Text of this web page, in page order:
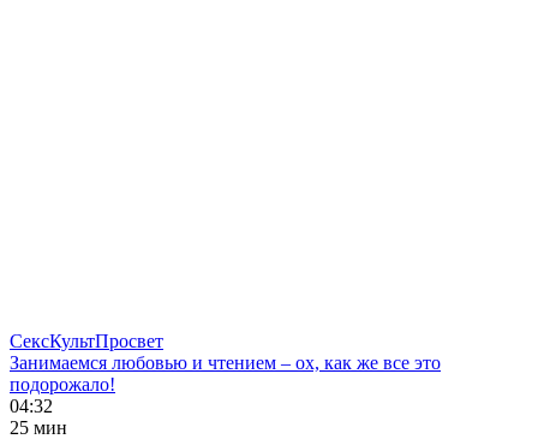
СексКультПросвет
Занимаемся любовью и чтением – ох, как же все это
подорожало!
04:32
25 мин